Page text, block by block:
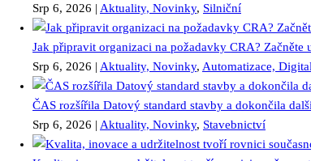
Srp 6, 2026 | Aktuality, Novinky, Silniční
Jak připravit organizaci na požadavky CRA?
Srp 6, 2026 | Aktuality, Novinky, Automatizace,
ČAS rozšířila Datový standard stavby a dokončila
Srp 6, 2026 | Aktuality, Novinky, Stavebnictví